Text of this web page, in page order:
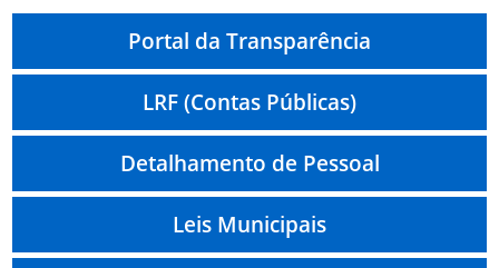
Portal da Transparência
LRF (Contas Públicas)
Detalhamento de Pessoal
Leis Municipais